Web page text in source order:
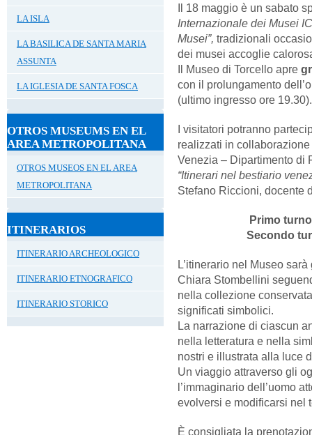
LA ISLA
LA BASILICA DE SANTA MARIA
ASSUNTA
LA IGLESIA DE SANTA FOSCA
OTROS MUSEUMS EN EL
AREA METROPOLITANA
OTROS MUSEOS EN EL AREA
METROPOLITANA
ITINERARIOS
ITINERARIO ARCHEOLOGICO
ITINERARIO ETNOGRAFICO
ITINERARIO STORICO
Il 18 maggio è un sabato
Internazionale dei Musei
Musei”,tradizionali
dei musei accoglie
Il Museo di Torcello apre
con il prolungamento
(ultimo ingresso ore 19.30).
I visitatori potranno
realizzati in collaborazione
Venezia – Dipartimento di
“Itinerari nel bestiario
Stefano Riccioni, docente
Primo
Secondo
L’itinerario nel Museo
Chiara Stombellini
nella collezione
significati simbolici.
La narrazione di ciascun
nella letteratura e nella
nostri e illustrata alla luce
Un viaggio attraverso gli
l’immaginario dell’uomo
evolversi e modificarsi nel
È consigliata la